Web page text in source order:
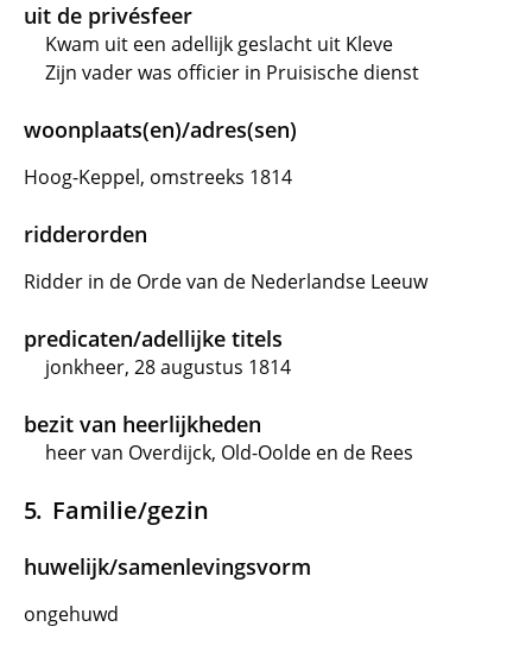
uit de privésfeer
Kwam uit een adellijk geslacht uit Kleve
Zijn vader was officier in Pruisische dienst
woonplaats(en)/adres(sen)
Hoog-Keppel, omstreeks 1814
ridderorden
Ridder in de Orde van de Nederlandse Leeuw
predicaten/adellijke titels
jonkheer, 28 augustus 1814
bezit van heerlijkheden
heer van Overdijck, Old-Oolde en de Rees
Familie/gezin
huwelijk/samenlevingsvorm
ongehuwd